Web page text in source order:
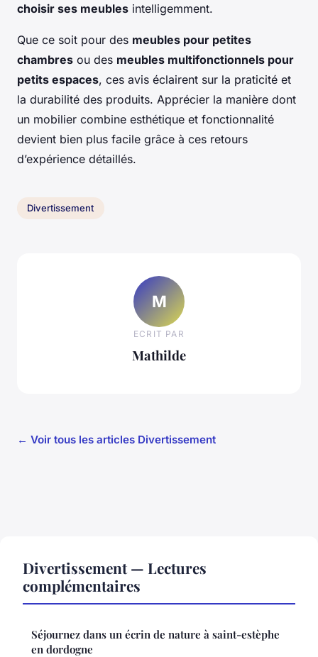
choisir ses meubles intelligemment.
Que ce soit pour des meubles pour petites
chambres ou des meubles multifonctionnels pour
petits espaces, ces avis éclairent sur la praticité et
la durabilité des produits. Apprécier la manière dont
un mobilier combine esthétique et fonctionnalité
devient bien plus facile grâce à ces retours
d’expérience détaillés.
Divertissement
M
ECRIT PAR
Mathilde
← Voir tous les articles Divertissement
Divertissement — Lectures
complémentaires
Séjournez dans un écrin de nature à saint-estèphe
en dordogne